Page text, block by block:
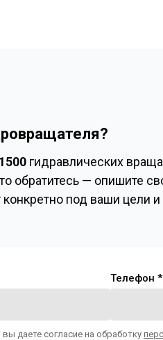
гидравлических
обратитесь — опишите
под ваши цели
Телефон *
даете согласие на обработку